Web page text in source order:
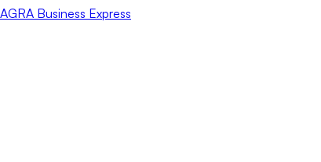
AGRA Business Express